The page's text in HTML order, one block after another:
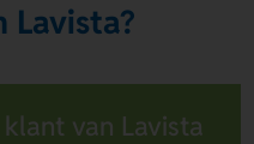
Lavista?
van Lavista